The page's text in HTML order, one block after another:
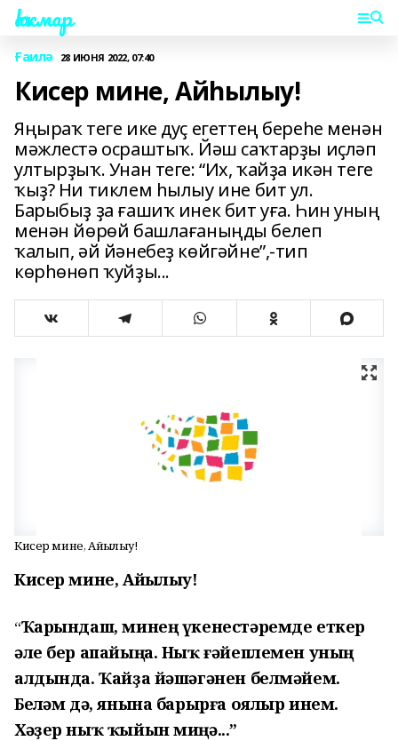
Һаҡмар
Ғаилә 28 ИЮНЯ 2022, 07:40
Кисер мине, Айһылыу!
Яңыраҡ теге ике дуҫ егеттең береһе менән
мәжлестә осраштыҡ. Йәш саҡтарҙы иҫләп
ултырҙыҡ. Унан теге: “Их, ҡайҙа икән теге
ҡыҙ? Ни тиклем һылыу ине бит ул.
Барыбыҙ ҙа ғашиҡ инек бит уға. Һин уның
менән йөрөй башлағаныңды белеп
ҡалып, әй йәнебеҙ көйгәйне”,-тип
көрһөнөп ҡуйҙы...
Кисер мине, Айһылыу!
Кисер мине, Айһылыу!
“Ҡарындаш, минең үкенестәремде еткер
әле бер апайыңа. Ныҡ ғәйеплемен уның
алдында. Ҡайҙа йәшәгәнен белмәйем.
Белһәм дә, янына барырға оялыр инем.
Хәҙер ныҡ ҡыйын миңә...”